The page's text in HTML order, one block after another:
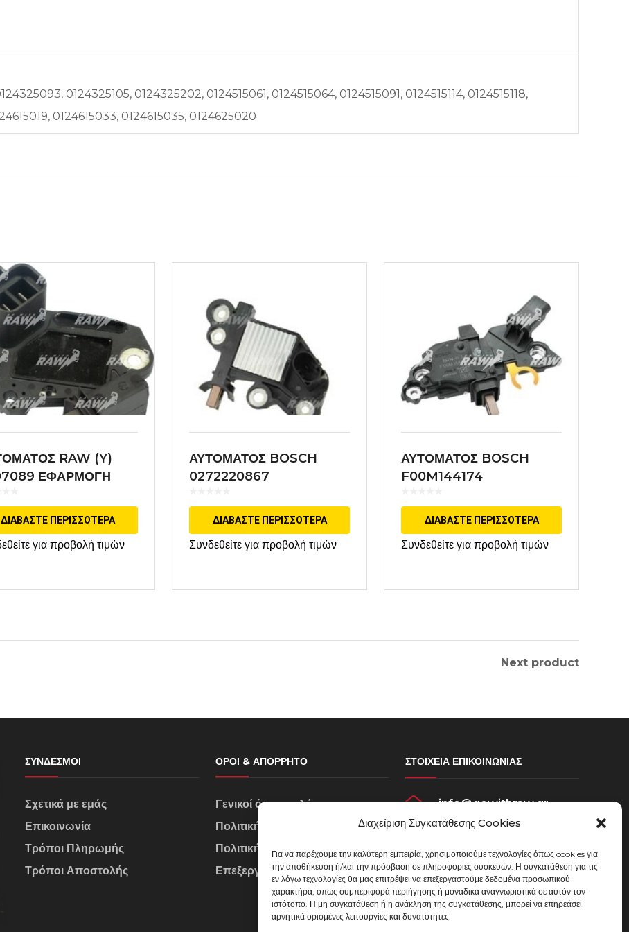
Διαχείριση Συγκατάθεσης Cookies
Για να παρέχουμε την καλύτερη εμπειρία, χρησιμοποιούμε τεχνολογίες όπως cookies για
την αποθήκευση ή/και την πρόσβαση σε πληροφορίες συσκευών. Η συγκατάθεση για τις
εν λόγω τεχνολογίες θα μας επιτρέψει να επεξεργαστούμε δεδομένα προσωπικού
χαρακτήρα, όπως συμπεριφορά περιήγησης ή μοναδικά αναγνωριστικά σε αυτόν τον
ιστότοπο. Η μη συγκατάθεση ή η ανάκληση της συγκατάθεσης, μπορεί να επηρεάσει
αρνητικά ορισμένες λειτουργίες και δυνατότητες.
0124325105, 0124325202, 0124515061, 0124515064, 0124515091, 0124515114, 0124515118,
0124615033, 0124615035, 0124625020
RAW (Y)
ΕΦΑΡΜΟΓΗ
ΔΙΑΒΆΣΤΕ ΠΕΡΙΣΣΌΤΕΡΑ
για προβολή τιμών
ΑΥΤΟΜΑΤΟΣ BOSCH
0272220867
ΔΙΑΒΆΣΤΕ ΠΕΡΙΣΣΌΤΕΡΑ
Συνδεθείτε για προβολή τιμών
ΑΥΤΟΜΑΤΟΣ BOSCH
F00M144174
ΔΙΑΒΆΣΤΕ ΠΕΡΙΣΣΌΤΕΡΑ
Συνδεθείτε για προβολή τιμών
Next product
ΣΎΝΔΕΣΜΟΙ
Σχετικά με εμάς
Επικοινωνία
Τρόποι Πληρωμής
Τρόποι Αποστολής
ΌΡΟΙ & ΑΠΌΡΡΗΤΟ
Γενικοί όροι πωλήσεων
Πολιτική Απορρήτου
Πολιτική Cookies
Επεξεργασία Δεδομένων
ΣΤΟΙΧΕΊΑ ΕΠΙΚΟΙΝΩΝΊΑΣ
info@gowithraw.gr
24310 35062
Δευ. - Παρ. 08:00 - 20:00